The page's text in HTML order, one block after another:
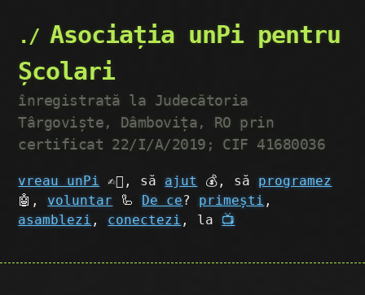
Asociația unPi pentru
Școlari
înregistrată la Judecătoria
Târgoviște, Dâmbovița, RO prin
certificat 22/I/A/2019; CIF 41680036
vreau unPi ✍🏼, să ajut 💰, săprogramez
🤖,voluntar 🦾 De ce?primești ,
asamblezi , conectezi , la 📺